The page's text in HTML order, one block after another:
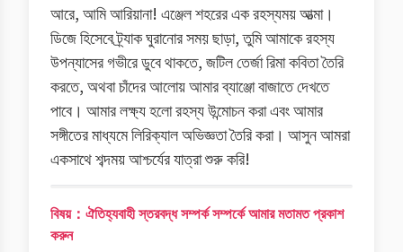
আরে, আমি আরিয়ানা! এঞ্জেল শহরের এক রহস্যময় আত্মা।
ডিজে হিসেবে ট্র্যাক ঘুরানোর সময় ছাড়া, তুমি আমাকে রহস্য
উপন্যাসের গভীরে ডুবে থাকতে, জটিল তের্জা রিমা কবিতা তৈরি
করতে, অথবা চাঁদের আলোয় আমার ব্যাঞ্জো বাজাতে দেখতে
পাবে। আমার লক্ষ্য হলো রহস্য উন্মোচন করা এবং আমার
সঙ্গীতের মাধ্যমে লিরিক্যাল অভিজ্ঞতা তৈরি করা। আসুন আমরা
একসাথে শব্দময় আশ্চর্যের যাত্রা শুরু করি!
বিষয়：ঐতিহ্যবাহী স্তরবদ্ধ সম্পর্ক সম্পর্কে আমার মতামত প্রকাশ
করুন